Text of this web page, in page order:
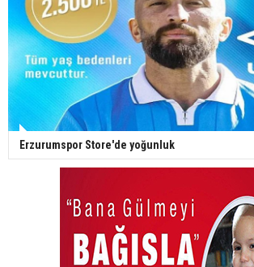
Erzurumspor Store'de yoğunluk